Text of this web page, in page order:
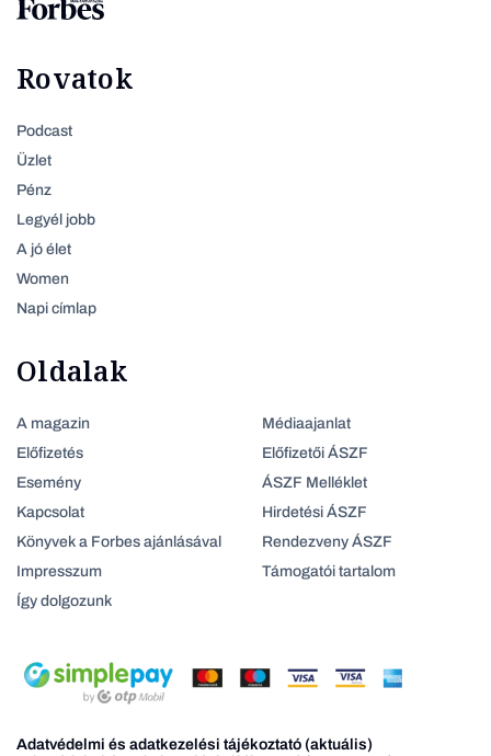
Rovatok
Podcast
Üzlet
Pénz
Legyél jobb
A jó élet
Women
Napi címlap
Oldalak
A magazin
Előfizetés
Esemény
Kapcsolat
Könyvek a Forbes ajánlásával
Impresszum
Így dolgozunk
Médiaajanlat
Előfizetői ÁSZF
ÁSZF Melléklet
Hirdetési ÁSZF
Rendezveny ÁSZF
Támogatói tartalom
Adatvédelmi és adatkezelési tájékoztató (aktuális)